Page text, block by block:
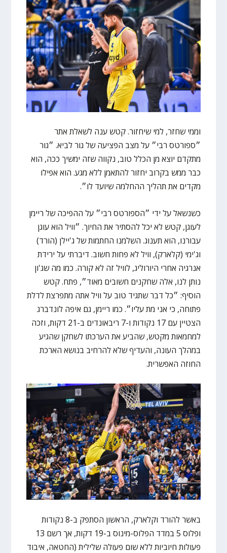
וממי שחזר, למי שיחזור. קטש ענה לשאלת אתר
״ספורטס רבי״ על מצב הפציעה של גור לביא. ״גור
מתקדם יוצא מן הכלל טוב, נקווה שזה ימשיך ככה, הוא
כבר ממש בקרוב יחזור להתאמן ללא מגע. הוא אפילו
מקדים את תהליך ההחלמה שיועד לו״.
כשנשאל על ידי ״הספורטס רבי״ על ההפיכה של ריימן
לעוגן, קטש לא יכל להסתיר את החיוך. ״וויל הוא עוגן
עבורנו, הוא תענוג. השלמנו החתמות של ג'יילן (הורד)
וג'ימי (קלארק), וויל לא פחות חשוב. דיברתי על ירידת
אנרגיה אחרי היורוליג, לוויל זה לא קורה. כמו מה שג'ון
נותן לנו, אלה שחקנים חשובים מאוד״, פתח. קטש
הוסיף: ״כל דבר שתגיד טוב על וויל אתה מתפרצת לדלת
פתוחה, כי אני מת עליו״. כמו ריימן, גם איפה לונדברג
הצטיין עם 17 נקודות ו-7 ריבאונדים ב-21 דקות, וזכה
למחמאות מקטש, שהביע את הערכתו לשחקן שהגיע
במהלך העונה, והעדיף שלא להרחיב בנושא הארכת
החוזה האפשרית.
באשר להורד וקלארק, הראשון הסתפק ב-8 נקודות
ופלוס 5 במדד הפלוס-מינוס ב-19 דקות, אך רשם 13
פעולות חיוביות ללא שום פעולה שלילית (החטאה, איבוד